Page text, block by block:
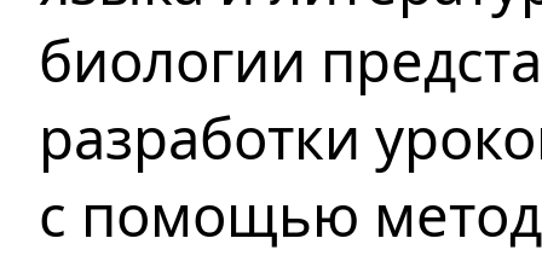
биологии
разработки
с помощью